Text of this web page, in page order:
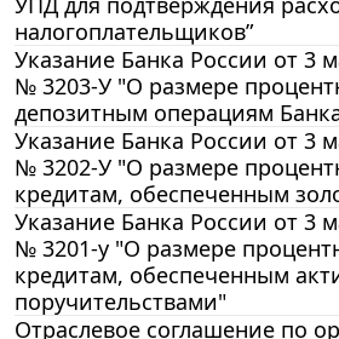
налогоплательщиков”
Указание Банка России от 3
№ 3203-У "О размере
депозитным операциям
Указание Банка России от 3
№ 3202-У "О размере
кредитам, обеспеченным
Указание Банка России от 3
№ 3201-у "О размере
кредитам, обеспеченным
поручительствами"
Отраслевое соглашение по